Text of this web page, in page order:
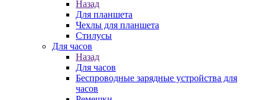
Назад
Для планшета
Чехлы для планшета
Стилусы
Для часов
Назад
Для часов
Беспроводные зарядные устройства для
часов